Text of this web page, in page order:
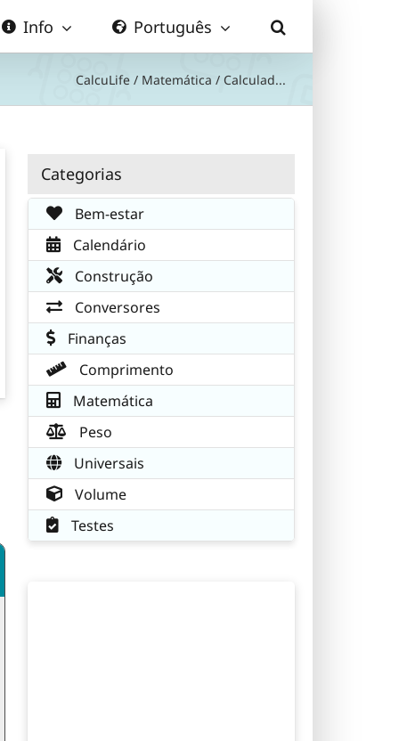
Info Português
CalcuLife / Matemática / Calculad...
Categorias
Bem-estar
Calendário
Construção
Conversores
Finanças
Comprimento
Matemática
Peso
Universais
Volume
Testes